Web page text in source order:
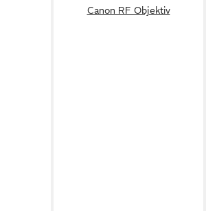
Canon RF Objektiv